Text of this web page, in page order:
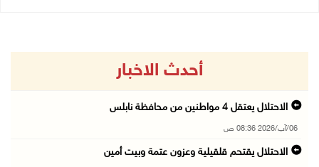
أحدث الاخبار
الاحتلال يعتقل 4 مواطنين من محافظة نابلس
06/آب/2026 08:36 ص
الاحتلال يقتحم قلقيلية وعزون عتمة وبيت أمين